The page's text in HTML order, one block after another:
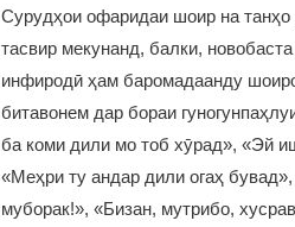
Сурудҳои офаридаи шоир на танҳо
тасвир мекунанд, балки,
инфиродӣ ҳам баромадаанду
битавонем дар бораи
ба коми дили мо тоб хӯрад», «Эй
«Меҳри ту андар дили огаҳ
муборак!», «Бизан, мутрибо,